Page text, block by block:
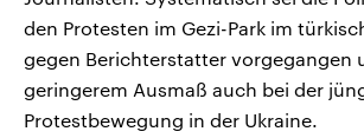
den Protesten im Gezi-Park im
gegen Berichterstatter vorgegangen
geringerem Ausmaß auch bei der
Protestbewegung in der Ukraine.